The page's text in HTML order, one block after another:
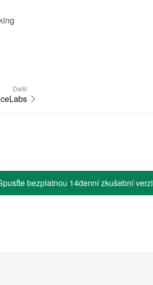
Další
bezplatnou 14denní zkušební verzi